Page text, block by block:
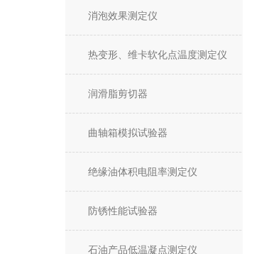
消泡效果测定仪
热变形、维卡软化点温度测定仪
润滑脂剪切器
曲轴箱模拟试验器
绝缘油体积电阻率测定仪
防锈性能试验器
石油产品低温凝点测定仪